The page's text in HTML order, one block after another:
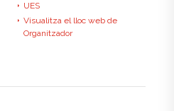
UES
Visualitza el lloc web de
Organitzador